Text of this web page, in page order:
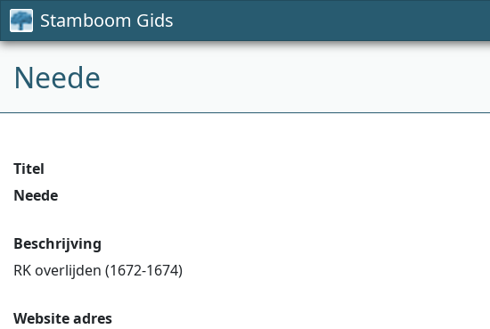
Stamboom Gids
Neede
Titel
Neede
Beschrijving
RK overlijden (1672-1674)
Website adres